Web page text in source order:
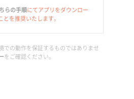
らの手順にてアプリをダウンロー
とを推奨いたします。
での動作を保証するものではありませ
をご確認ください。